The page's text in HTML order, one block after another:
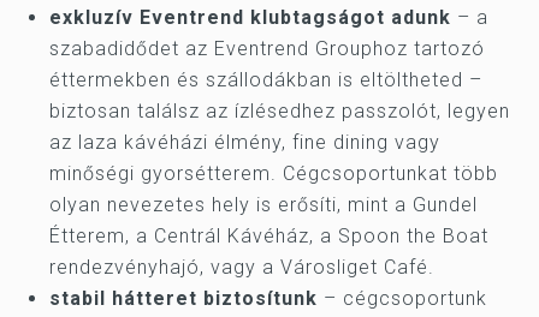
exkluzív Eventrend klubtagságot adunk – a
szabadidődet az Eventrend Grouphoz tartozó
éttermekben és szállodákban is eltöltheted –
biztosan találsz az ízlésedhez passzolót, legyen
az laza kávéházi élmény, fine dining vagy
minőségi gyorsétterem. Cégcsoportunkat több
olyan nevezetes hely is erősíti, mint a Gundel
Étterem, a Centrál Kávéház, a Spoon the Boat
rendezvényhajó, vagy a Városliget Café.
stabil hátteret biztosítunk – cégcsoportunk